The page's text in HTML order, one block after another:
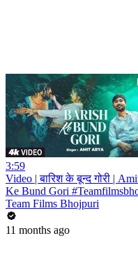
3:59
Video | बारिश के बून्द गोरी |
Ke Bund Gori
Team Films Bhojpuri
11 months ago